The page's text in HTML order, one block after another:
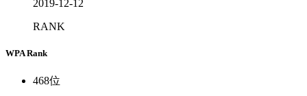
2019-12-12
RANK
WPA Rank
468位